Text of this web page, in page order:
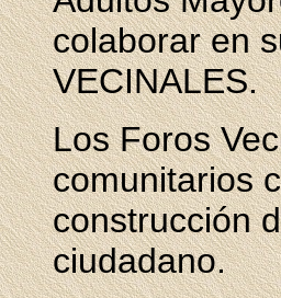
colaborar en
VECINALES.
Los Foros
comunitarios
construcción
ciudadano.